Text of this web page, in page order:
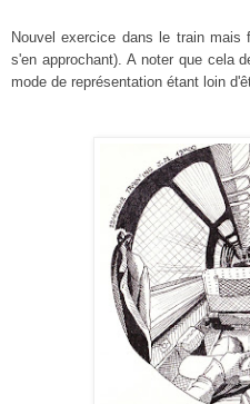
Nouvel exercice dans le train
s'en approchant). A noter que cela
mode de représentation étant loin